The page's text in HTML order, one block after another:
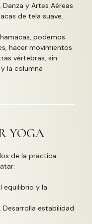
Danza y Artes Aéreas
de tela suave.
podemos
hacer movimientos
vértebras, sin
la columna
YOGA
de la practica
equilibrio y la
estabilidad